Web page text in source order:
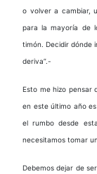
o volver a cambiar,
para la mayoría de
timón. Decidir dónde
deriva”.-
Esto me hizo pensar
en este último año
el rumbo desde
necesitamos tomar
Debemos dejar de